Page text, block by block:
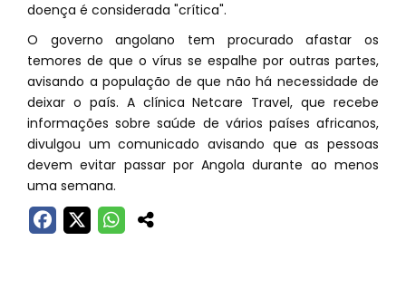
doença é considerada "crítica".
O governo angolano tem procurado afastar os
temores de que o vírus se espalhe por outras partes,
avisando a população de que não há necessidade de
deixar o país. A clínica Netcare Travel, que recebe
informações sobre saúde de vários países africanos,
divulgou um comunicado avisando que as pessoas
devem evitar passar por Angola durante ao menos
uma semana.